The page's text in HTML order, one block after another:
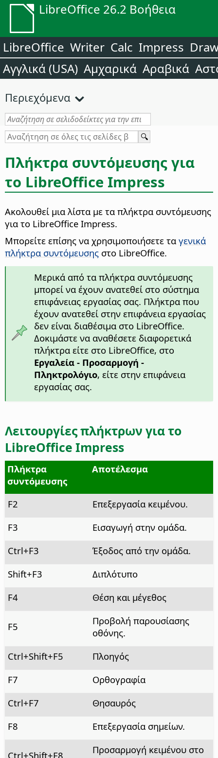
LibreOffice 26.2 Βοήθεια
LibreOffice Writer Calc Impress
Αγγλικά (USA) Αμχαρικά Αραβικά
Περιεχόμενα
Πλήκτρα συντόμευσης για
το LibreOffice Impress
Ακολουθεί μια λίστα με τα πλήκτρα συντόμευσης
για το LibreOffice Impress.
Μπορείτε επίσης να χρησιμοποιήσετε τα γενικά
πλήκτρα συντόμευσης στο LibreOffice.
Μερικά από τα πλήκτρα συντόμευσης
μπορεί να έχουν ανατεθεί στο σύστημα
επιφάνειας εργασίας σας. Πλήκτρα που
έχουν ανατεθεί στην επιφάνεια εργασίας
δεν είναι διαθέσιμα στο LibreOffice.
Δοκιμάστε να αναθέσετε διαφορετικά
πλήκτρα είτε στο LibreOffice, στο
Εργαλεία - Προσαρμογή -
Πληκτρολόγιο, είτε στην επιφάνεια
εργασίας σας.
Λειτουργίες πλήκτρων για το
LibreOffice Impress
Πλήκτρα
συντόμευσης
Αποτέλεσμα
F2
Επεξεργασία κειμένου.
F3
Εισαγωγή στην ομάδα.
Ctrl+F3
Έξοδος από την ομάδα.
Shift+F3
Διπλότυπο
F4
Θέση και μέγεθος
F5
Προβολή παρουσίασης
οθόνης.
Ctrl+Shift+F5
Πλοηγός
F7
Ορθογραφία
Ctrl+F7
Θησαυρός
F8
Επεξεργασία σημείων.
Ctrl+Shift+F8
Προσαρμογή κειμένου στο